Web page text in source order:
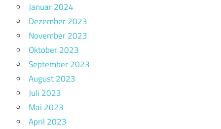
Januar 2024
Dezember 2023
November 2023
Oktober 2023
September 2023
August 2023
Juli 2023
Mai 2023
April 2023